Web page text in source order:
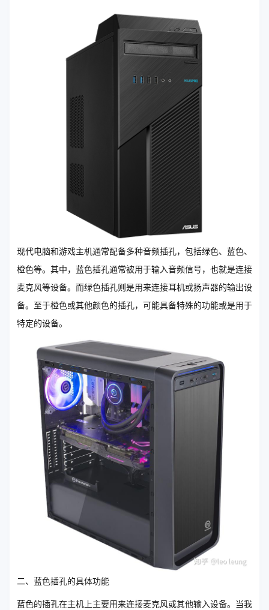
现代电脑和游戏主机通常配备多种音频插孔，包括绿色、蓝色、
橙色等。其中，蓝色插孔通常被用于输入音频信号，也就是连接
麦克风等设备。而绿色插孔则是用来连接耳机或扬声器的输出设
备。至于橙色或其他颜色的插孔，可能具备特殊的功能或是用于
特定的设备。
二、蓝色插孔的具体功能
蓝色的插孔在主机上主要用来连接麦克风或其他输入设备。当我